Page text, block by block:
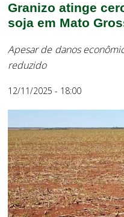
Granizo atinge
soja em Mato
Apesar de danos
reduzido
12/11/2025 - 18:00